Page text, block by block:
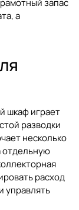
запас
а
шкаф играет
разводки
несколько
отдельную
расход
управлять